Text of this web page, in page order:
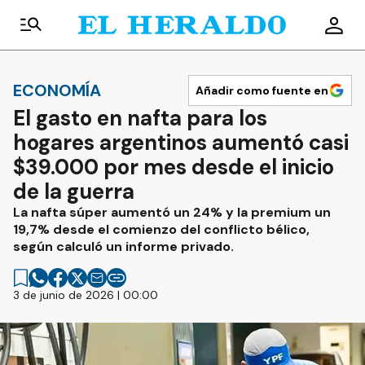
ECONOMÍA Añadir como fuente en
El gasto en nafta para los
hogares argentinos aumentó casi
$39.000 por mes desde el inicio
de la guerra
La nafta súper aumentó un 24% y la premium un
19,7% desde el comienzo del conflicto bélico,
según calculó un informe privado.
3 de junio de 2026 | 00:00